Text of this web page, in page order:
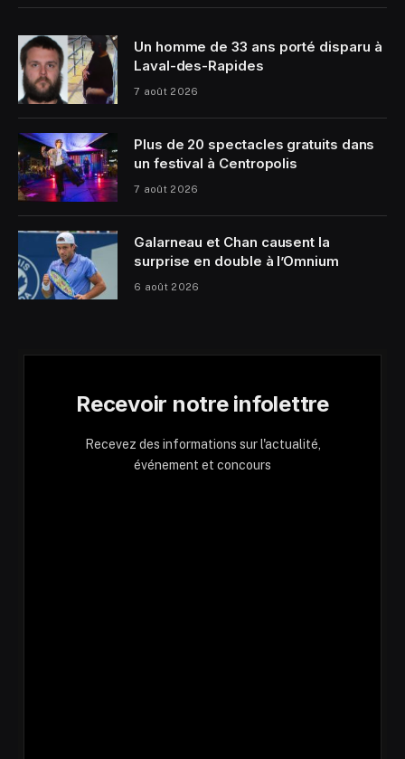
Un homme de 33 ans porté disparu à
Laval-des-Rapides
7 août 2026
Plus de 20 spectacles gratuits dans
un festival à Centropolis
7 août 2026
Galarneau et Chan causent la
surprise en double à l’Omnium
6 août 2026
Recevoir notre infolettre
Recevez des informations sur l'actualité,
événement et concours